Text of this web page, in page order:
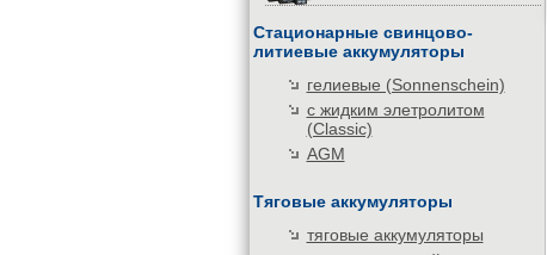
Стационарные свинцово-
литиевые аккумуляторы
гелиевые (Sonnenschein)
с жидким элетролитом
(Classic)
AGM
Тяговые аккумуляторы
тяговые аккумуляторы